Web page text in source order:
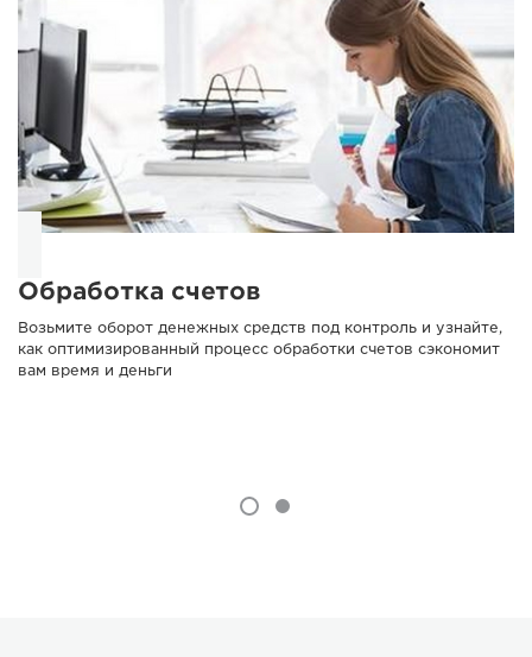
Обработка счетов
Возьмите оборот денежных средств под контроль и узнайте,
как оптимизированный процесс обработки счетов сэкономит
вам время и деньги